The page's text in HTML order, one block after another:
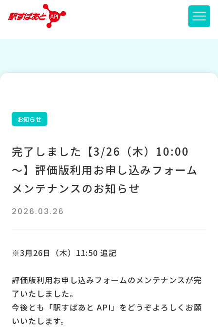
メニ
お知らせ
完了しました【3/26（木）10:00
～】評価版利用お申し込みフォーム
メンテナンスのお知らせ
2026.03.26
※3月26日（木）11:50 追記
評価版利用お申し込みフォームのメンテナンスが完
了いたしました。
今後とも「駅すぱあと API」をどうぞよろしくお願
いいたします。